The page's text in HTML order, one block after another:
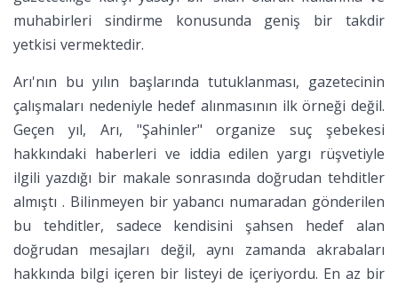
muhabirleri sindirme konusunda geniş bir takdir
yetkisi vermektedir.
Arı'nın bu yılın başlarında tutuklanması, gazetecinin
çalışmaları nedeniyle hedef alınmasının ilk örneği değil.
Geçen yıl, Arı, "Şahinler" organize suç şebekesi
hakkındaki haberleri ve iddia edilen yargı rüşvetiyle
ilgili yazdığı bir makale sonrasında doğrudan tehditler
almıştı . Bilinmeyen bir yabancı numaradan gönderilen
bu tehditler, sadece kendisini şahsen hedef alan
doğrudan mesajları değil, aynı zamanda akrabaları
hakkında bilgi içeren bir listeyi de içeriyordu. En az bir